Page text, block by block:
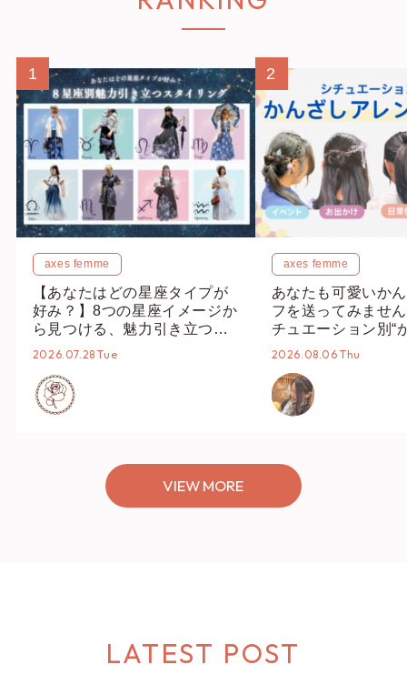
1
axes femme
【あなたはどの星座タイプが
好み？】8つの星座イメージか
ら見つける、魅力引き立つス
タイリング♡
2026.07.28 Tue
2
axes femme
あなたも可愛いか
フを送ってみませ
チュエーション別“
オススメ【ショッ
2026.08.06 Thu
VIEW MORE
LATEST POST